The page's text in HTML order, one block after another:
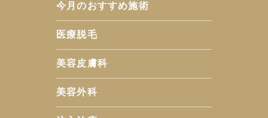
今月のおすすめ施術
医療脱毛
美容皮膚科
美容外科